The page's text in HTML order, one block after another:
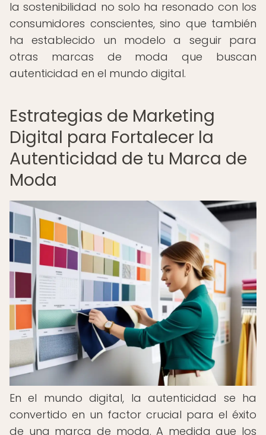
la sostenibilidad no solo ha resonado con los
consumidores conscientes, sino que también
ha establecido un modelo a seguir para
otras marcas de moda que buscan
autenticidad en el mundo digital.
Estrategias de Marketing
Digital para Fortalecer la
Autenticidad de tu Marca de
Moda
En el mundo digital, la autenticidad se ha
convertido en un factor crucial para el éxito
de una marca de moda. A medida que los